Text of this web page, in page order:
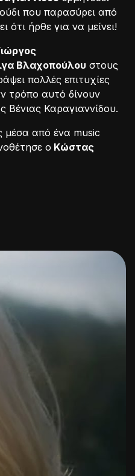
που παρασύρει από
ήρθε για να μείνει!
Βλαχοπούλου στους
πολλές επιτυχίες
τρόπο αυτό δίνουν
Βένιας Καραγιαννίδου.
μέσα από ένα music
ο Κώστας